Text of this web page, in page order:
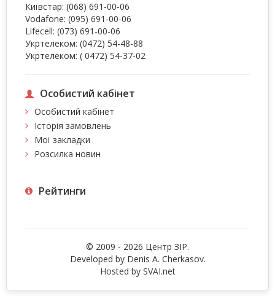
Київстар: (068) 691-00-06
Vodafone: (095) 691-00-06
Lifecell: (073) 691-00-06
Укртелеком: (0472) 54-48-88
Укртелеком: ( 0472) 54-37-02
Особистий кабінет
Особистий кабінет
Історія замовлень
Мої закладки
Розсилка новин
Рейтинги
© 2009 - 2026 Центр ЗIР.
Developed by Denis A. Cherkasov.
Hosted by SVAI.net